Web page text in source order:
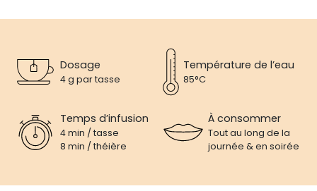
Dosage
4 g par tasse
Température de l’eau
85°C
Temps d’infusion
4 min / tasse
8 min / théière
À consommer
Tout au long de la
journée & en soirée